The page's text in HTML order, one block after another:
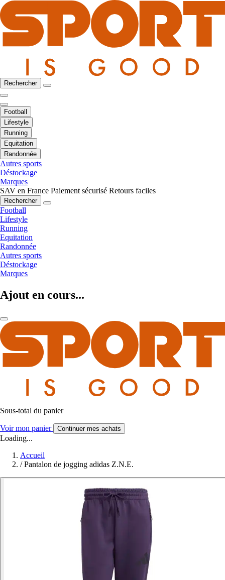
Rechercher
Football
Lifestyle
Running
Equitation
Randonnée
Autres sports
Déstockage
Marques
SAV en France Paiement sécurisé Retours faciles
Rechercher
Football
Lifestyle
Running
Equitation
Randonnée
Autres sports
Déstockage
Marques
Ajout en cours...
Sous-total du panier
Voir mon panier Continuer mes achats
Loading...
Accueil
/ Pantalon de jogging adidas Z.N.E.